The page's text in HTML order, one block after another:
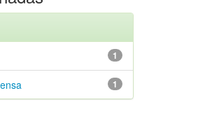
1
1